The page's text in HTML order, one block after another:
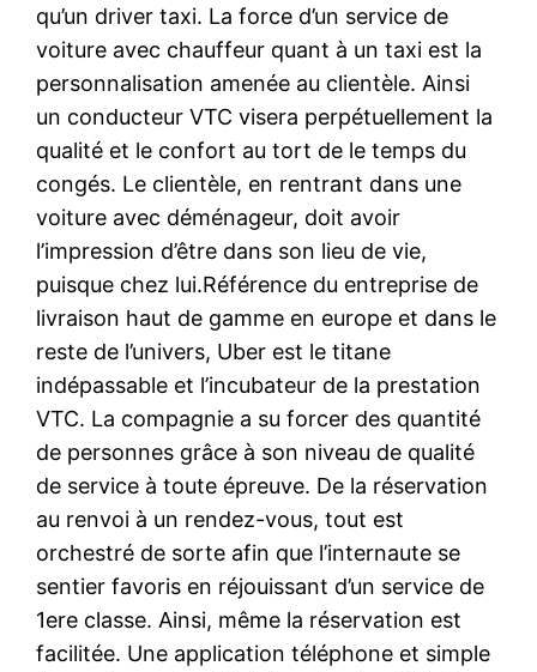
qu’un driver taxi. La force d’un service de
voiture avec chauffeur quant à un taxi est la
personnalisation amenée au clientèle. Ainsi
un conducteur VTC visera perpétuellement la
qualité et le confort au tort de le temps du
congés. Le clientèle, en rentrant dans une
voiture avec déménageur, doit avoir
l’impression d’être dans son lieu de vie,
puisque chez lui.Référence du entreprise de
livraison haut de gamme en europe et dans le
reste de l’univers, Uber est le titane
indépassable et l’incubateur de la prestation
VTC. La compagnie a su forcer des quantité
de personnes grâce à son niveau de qualité
de service à toute épreuve. De la réservation
au renvoi à un rendez-vous, tout est
orchestré de sorte afin que l’internaute se
sentier favoris en réjouissant d’un service de
1ere classe. Ainsi, même la réservation est
facilitée. Une application téléphone et simple